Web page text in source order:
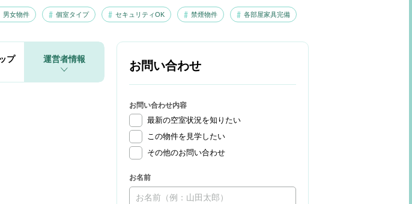
男女物件 個室タイプ セキュリティOK 禁煙物件 各部屋家具完備
プ 運営者情報 お問い合わせ
お問い合わせ内容
最新の空室状況を知りたい
この物件を見学したい
その他のお問い合わせ
お名前